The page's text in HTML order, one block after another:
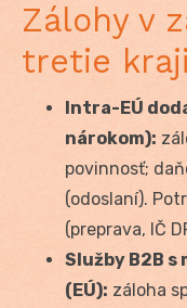
Zálohy v
tretie
Intra-EÚ
nárokom):
povinnosť;
(odoslaní).
(preprava, IČ
Služby B2B
(EÚ): záloha